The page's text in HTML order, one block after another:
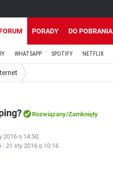
PORADY DO POBRANIA
WHATSAPP SPOTIFY NETFLIX
Rozwiązany/Zamknięty
2016 o 14:50
- 21 sty 2016 o 10:16